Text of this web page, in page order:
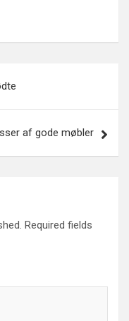
af gode møbler
Required fields